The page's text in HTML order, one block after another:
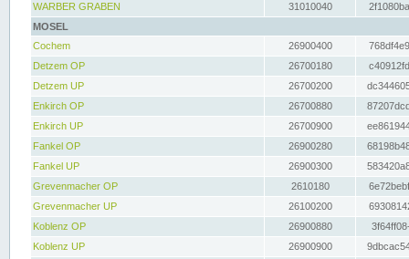
WARBER GRABEN
31010040
MOSEL
Cochem
26900400
Detzem OP
26700180
Detzem UP
26700200
Enkirch OP
26700880
Enkirch UP
26700900
Fankel OP
26900280
Fankel UP
26900300
Grevenmacher OP
2610180
Grevenmacher UP
26100200
Koblenz OP
26900880
Koblenz UP
26900900